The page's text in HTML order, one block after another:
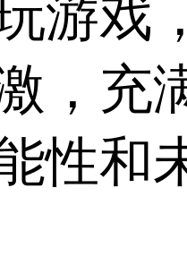
游戏
，充
性和